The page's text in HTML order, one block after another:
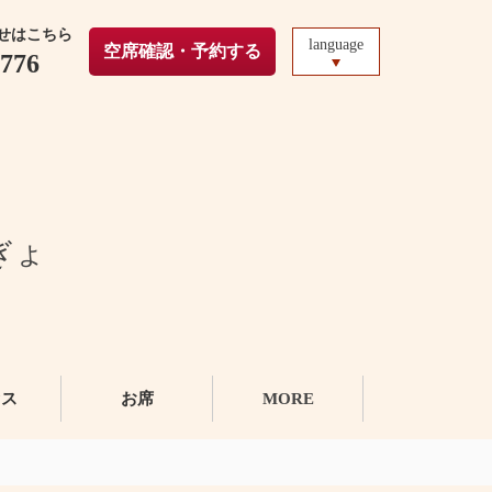
はこちら
空席確認・予約する language
ょ
お席 MORE